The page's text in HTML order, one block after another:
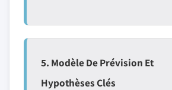
5. Modèle De Prévision Et
Hypothèses Clés